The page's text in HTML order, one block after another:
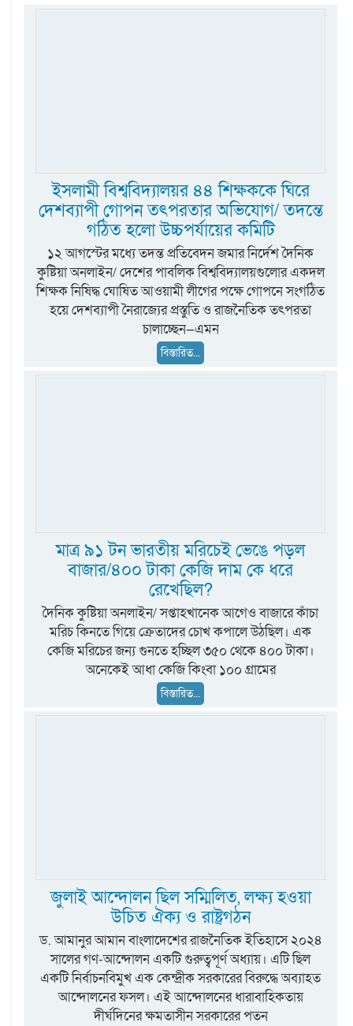
ইসলামী বিশ্ববিদ্যালয়র ৪৪ শিক্ষককে ঘিরে
দেশব্যাপী গোপন তৎপরতার অভিযোগ/ তদন্তে
গঠিত হলো উচ্চপর্যায়ের কমিটি
১২ আগস্টের মধ্যে তদন্ত প্রতিবেদন জমার নির্দেশ দৈনিক
কুষ্টিয়া অনলাইন/ দেশের পাবলিক বিশ্ববিদ্যালয়গুলোর একদল
শিক্ষক নিষিদ্ধ ঘোষিত আওয়ামী লীগের পক্ষে গোপনে সংগঠিত
হয়ে দেশব্যাপী নৈরাজ্যের প্রস্তুতি ও রাজনৈতিক তৎপরতা
চালাচ্ছেন—এমন
বিস্তারিত...
মাত্র ৯১ টন ভারতীয় মরিচেই ভেঙে পড়ল
বাজার/৪০০ টাকা কেজি দাম কে ধরে
রেখেছিল?
দৈনিক কুষ্টিয়া অনলাইন/ সপ্তাহখানেক আগেও বাজারে কাঁচা
মরিচ কিনতে গিয়ে ক্রেতাদের চোখ কপালে উঠছিল। এক
কেজি মরিচের জন্য গুনতে হচ্ছিল ৩৫০ থেকে ৪০০ টাকা।
অনেকেই আধা কেজি কিংবা ১০০ গ্রামের
বিস্তারিত...
জুলাই আন্দোলন ছিল সম্মিলিত, লক্ষ্য হওয়া
উচিত ঐক্য ও রাষ্ট্রগঠন
ড. আমানুর আমান বাংলাদেশের রাজনৈতিক ইতিহাসে ২০২৪
সালের গণ-আন্দোলন একটি গুরুত্বপূর্ণ অধ্যায়। এটি ছিল
একটি নির্বাচনবিমুখ এক কেন্দ্রীক সরকারের বিরুদ্ধে অব্যাহত
আন্দোলনের ফসল। এই আন্দোলনের ধারাবাহিকতায়
দীর্ঘদিনের ক্ষমতাসীন সরকারের পতন